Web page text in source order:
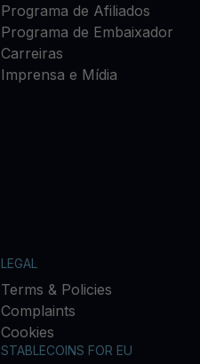
Programa de Afiliados
Programa de Embaixador
Carreiras
Imprensa e Mídia
LEGAL
Terms & Policies
Complaints
Cookies
STABLECOINS FOR EU